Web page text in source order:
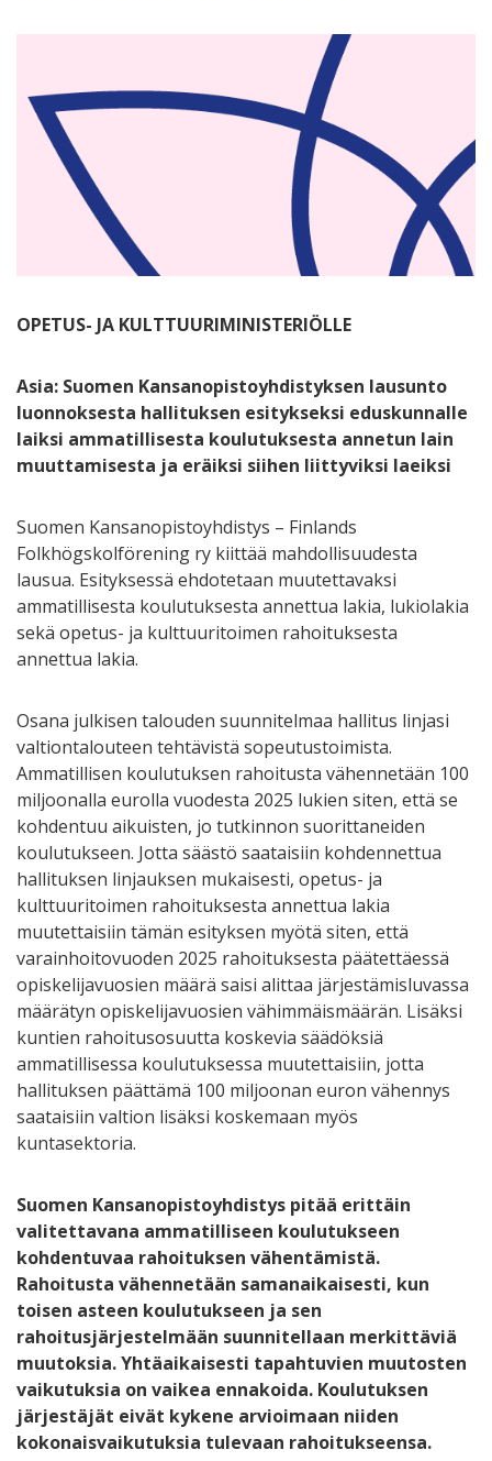
OPETUS- JA KULTTUURIMINISTERIÖLLE
Asia: Suomen Kansanopistoyhdistyksen lausunto
luonnoksesta hallituksen esitykseksi eduskunnalle
laiksi ammatillisesta koulutuksesta annetun lain
muuttamisesta ja eräiksi siihen liittyviksi laeiksi
Suomen Kansanopistoyhdistys – Finlands
Folkhögskolförening ry kiittää mahdollisuudesta
lausua. Esityksessä ehdotetaan muutettavaksi
ammatillisesta koulutuksesta annettua lakia, lukiolakia
sekä opetus- ja kulttuuritoimen rahoituksesta
annettua lakia.
Osana julkisen talouden suunnitelmaa hallitus linjasi
valtiontalouteen tehtävistä sopeutustoimista.
Ammatillisen koulutuksen rahoitusta vähennetään 100
miljoonalla eurolla vuodesta 2025 lukien siten, että se
kohdentuu aikuisten, jo tutkinnon suorittaneiden
koulutukseen. Jotta säästö saataisiin kohdennettua
hallituksen linjauksen mukaisesti, opetus- ja
kulttuuritoimen rahoituksesta annettua lakia
muutettaisiin tämän esityksen myötä siten, että
varainhoitovuoden 2025 rahoituksesta päätettäessä
opiskelijavuosien määrä saisi alittaa järjestämisluvassa
määrätyn opiskelijavuosien vähimmäismäärän. Lisäksi
kuntien rahoitusosuutta koskevia säädöksiä
ammatillisessa koulutuksessa muutettaisiin, jotta
hallituksen päättämä 100 miljoonan euron vähennys
saataisiin valtion lisäksi koskemaan myös
kuntasektoria.
Suomen Kansanopistoyhdistys pitää erittäin
valitettavana ammatilliseen koulutukseen
kohdentuvaa rahoituksen vähentämistä.
Rahoitusta vähennetään samanaikaisesti, kun
toisen asteen koulutukseen ja sen
rahoitusjärjestelmään suunnitellaan merkittäviä
muutoksia. Yhtäaikaisesti tapahtuvien muutosten
vaikutuksia on vaikea ennakoida. Koulutuksen
järjestäjät eivät kykene arvioimaan niiden
kokonaisvaikutuksia tulevaan rahoitukseensa.